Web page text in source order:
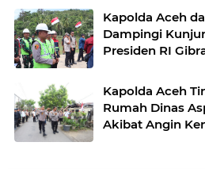
Kapolda Aceh
Dampingi
Presiden RI
Kapolda Aceh
Rumah Dinas
Akibat Angin